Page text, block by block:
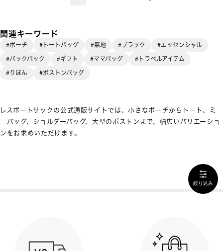
関連キーワード
#ポーチ #トートバッグ #無地 #ブラック
#エッセンシャル
#バックパック
#ギフト #ママバッグ
#トラベルアイテム
#りぼん
#ボストンバッグ
レスポートサックの公式通販サイトでは、小さなポーチからトート、ミ
ニバッグ、ショルダーバッグ、大型のボストンまで、幅広いバリエーショ
ンをお求めいただけます。
絞り込み